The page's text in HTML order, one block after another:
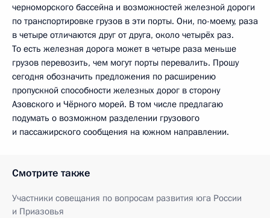
черноморского бассейна и возможностей железной дороги
по транспортировке грузов в эти порты. Они, по-моему, раза
в четыре отличаются друг от друга, около четырёх раз.
То есть железная дорога может в четыре раза меньше
грузов перевозить, чем могут порты перевалить. Прошу
сегодня обозначить предложения по расширению
пропускной способности железных дорог в сторону
Азовского и Чёрного морей. В том числе предлагаю
подумать о возможном разделении грузового
и пассажирского сообщения на южном направлении.
Смотрите также
Участники совещания по вопросам развития юга России
и Приазовья